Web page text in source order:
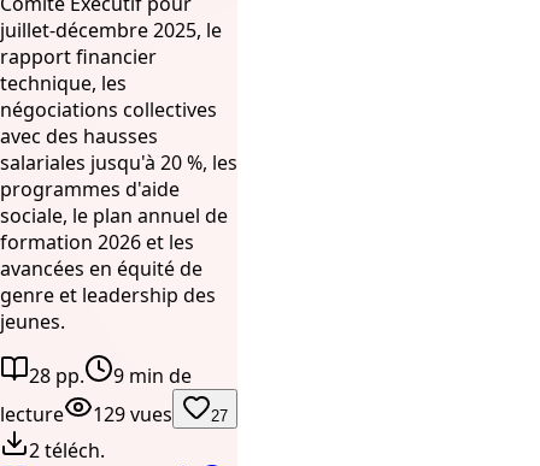
juillet-décembre 2025, le
rapport financier
technique, les
négociations collectives
avec des hausses
salariales jusqu'à 20 %, les
programmes d'aide
sociale, le plan annuel de
formation 2026 et les
avancées en équité de
genre et leadership des
jeunes.
28 pp.
9 min de
lecture
129 vues 27
2 téléch.